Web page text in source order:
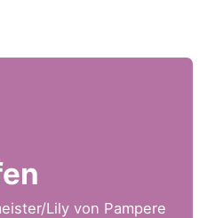
Lily von Pampere